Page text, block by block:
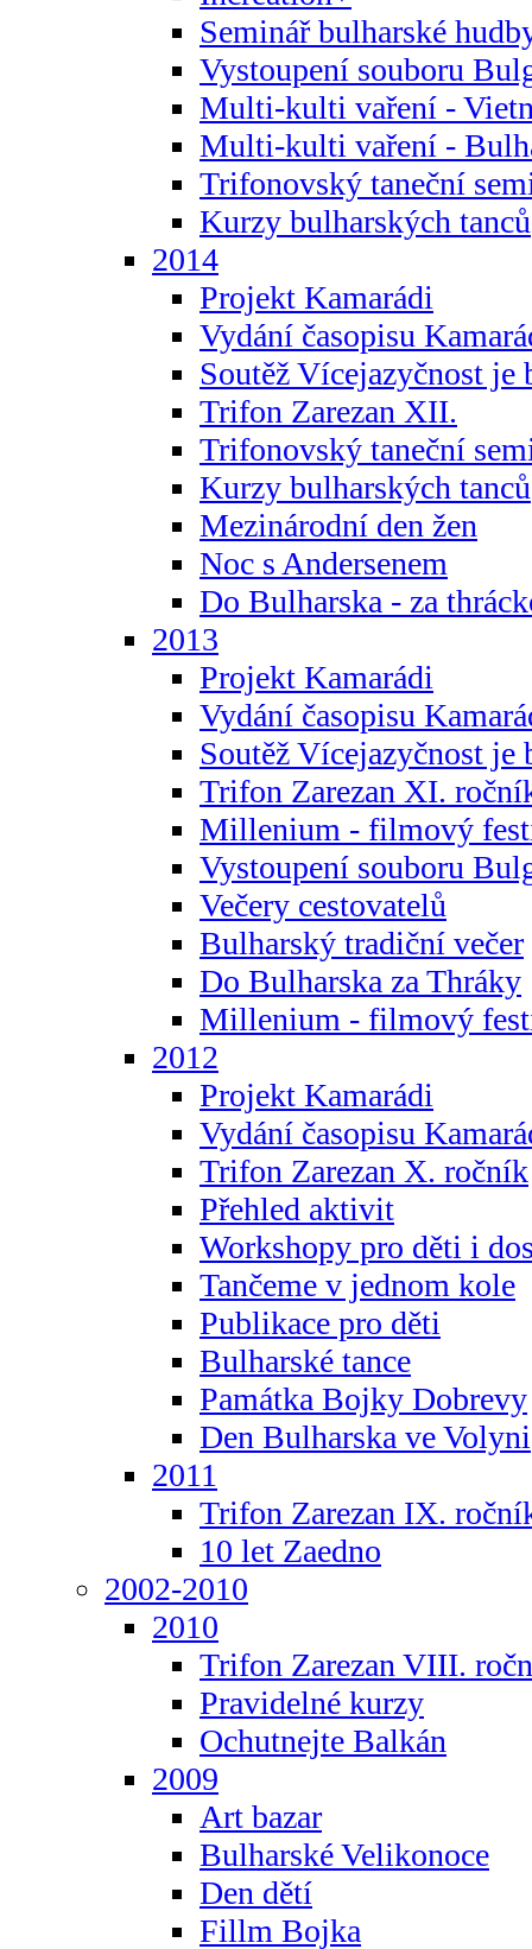
Seminář bulharské
Vystoupení souboru
Multi-kulti vaření -
Multi-kulti vaření -
Trifonovský taneční
Kurzy bulharských tanců
2014
Projekt Kamarádi
Vydání časopisu
Soutěž Vícejazyčnost je
Trifon Zarezan XII.
Trifonovský taneční
Kurzy bulharských tanců
Mezinárodní den žen
Noc s Andersenem
Do Bulharska - za
2013
Projekt Kamarádi
Vydání časopisu
Soutěž Vícejazyčnost je
Trifon Zarezan XI.
Millenium - filmový
Vystoupení souboru
Večery cestovatelů
Bulharský tradiční večer
Do Bulharska za Thráky
Millenium - filmový
2012
Projekt Kamarádi
Vydání časopisu
Trifon Zarezan X. ročník
Přehled aktivit
Workshopy pro děti i
Tančeme v jednom kole
Publikace pro děti
Bulharské tance
Památka Bojky Dobrevy
Den Bulharska ve Volyni
2011
Trifon Zarezan IX.
10 let Zaedno
2002-2010
2010
Trifon Zarezan VIII.
Pravidelné kurzy
Ochutnejte Balkán
2009
Art bazar
Bulharské Velikonoce
Den dětí
Fillm Bojka